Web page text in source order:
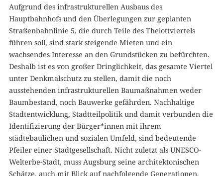
Aufgrund des infrastrukturellen Ausbaus des
Hauptbahnhofs und den Überlegungen zur geplanten
Straßenbahnlinie 5, die durch Teile des Thelottviertels
führen soll, sind stark steigende Mieten und ein
wachsendes Interesse an den Grundstücken zu befürchten.
Deshalb ist es von großer Dringlichkeit, das gesamte Viertel
unter Denkmalschutz zu stellen, damit die noch
ausstehenden infrastrukturellen Baumaßnahmen weder
Baumbestand, noch Bauwerke gefährden. Nachhaltige
Stadtentwicklung, Stadtteilpolitik und damit verbunden die
Identifizierung der Bürger*innen mit ihrem
städtebaulichen und sozialen Umfeld, sind bedeutende
Pfeiler einer Stadtgesellschaft. Nicht zuletzt als UNESCO-
Welterbe-Stadt, muss Augsburg seine architektonischen
Schätze, auch mit Blick auf nachfolgende Generationen,